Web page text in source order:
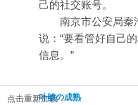
己的社交账号。
南京市公安局秦
说：“要看管好自己
信息。”
点击重新加载卟够の成熟